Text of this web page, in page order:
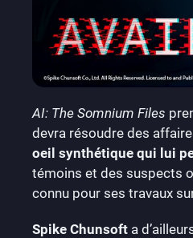
AI: The Somnium Files
devra résoudre des
oeil synthétique qui lui
témoins et des suspects
connu pour ses travaux
Spike Chunsoft a